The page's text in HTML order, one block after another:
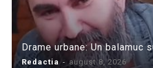
Drame urbane: Un balamuc
Redactia - august 8, 2026